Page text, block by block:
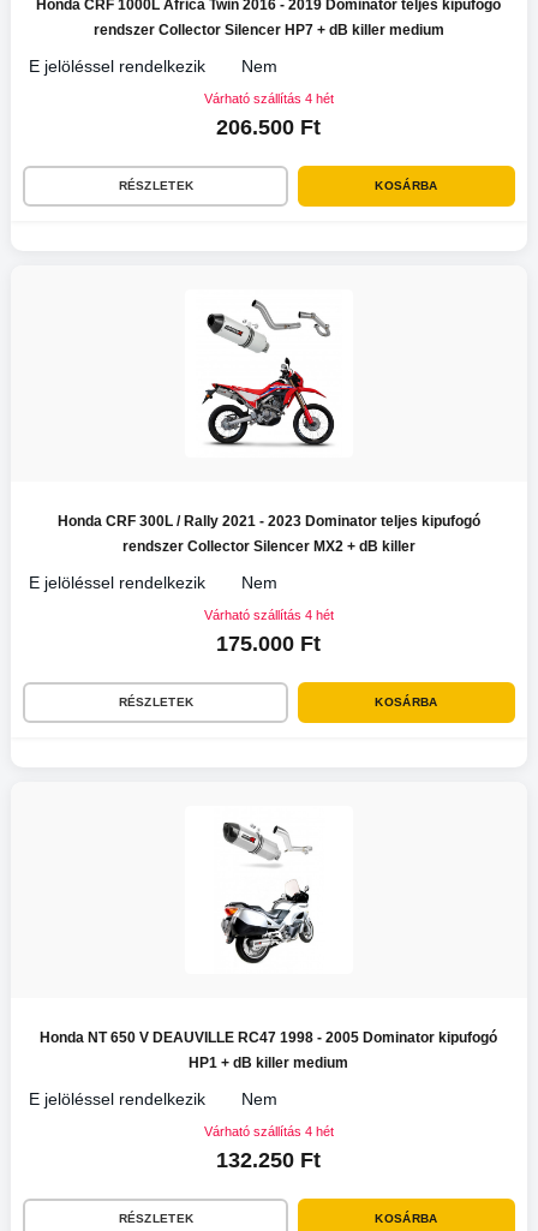
Honda CRF 1000L Africa Twin 2016 - 2019 Dominator teljes kipufogó
rendszer Collector Silencer HP7 + dB killer medium
E jelöléssel rendelkezik Nem
Várható szállítás 4 hét
206.500 Ft
RÉSZLETEK KOSÁRBA
Honda CRF 300L / Rally 2021 - 2023 Dominator teljes kipufogó
rendszer Collector Silencer MX2 + dB killer
E jelöléssel rendelkezik Nem
Várható szállítás 4 hét
175.000 Ft
RÉSZLETEK KOSÁRBA
Honda NT 650 V DEAUVILLE RC47 1998 - 2005 Dominator kipufogó
HP1 + dB killer medium
E jelöléssel rendelkezik Nem
Várható szállítás 4 hét
132.250 Ft
RÉSZLETEK KOSÁRBA